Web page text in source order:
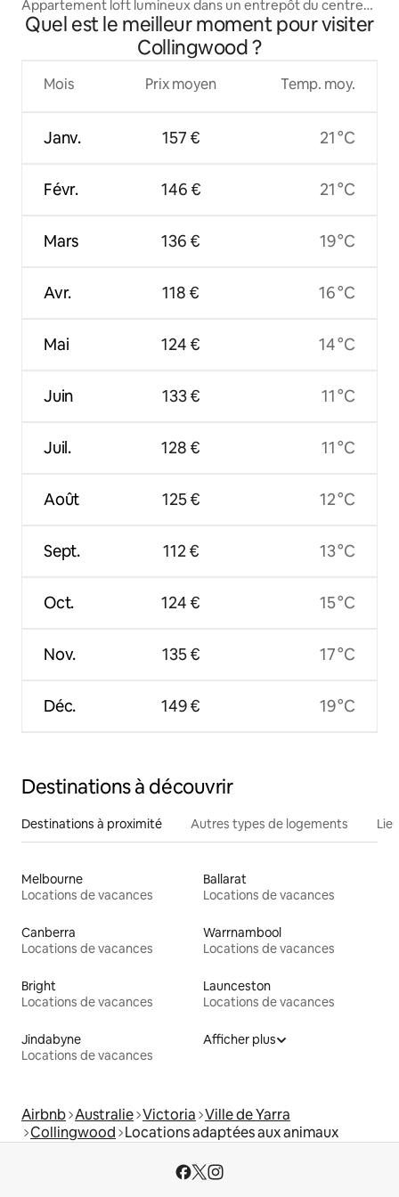
Appartement loft lumineux dans un entrepôt du centre-
ville
Quel est le meilleur moment pour visiter
Collingwood ?
Mois
Janv.
Févr.
Mars
Avr.
Mai
Juin
Juil.
Août
Sept.
Oct.
Nov.
Déc.
Prix moyen
157 €
146 €
136 €
118 €
124 €
133 €
128 €
125 €
112 €
124 €
135 €
149 €
Temp. moy.
21 °C
21 °C
19 °C
16 °C
14 °C
11 °C
11 °C
12 °C
13 °C
15 °C
17 °C
19 °C
Destinations à découvrir
Destinations à proximité Autres types de logements
Melbourne
Locations de vacances
Ballarat
Locations de vacances
Canberra
Locations de vacances
Warrnambool
Locations de vacances
Bright
Locations de vacances
Launceston
Locations de vacances
Jindabyne
Locations de vacances
Afficher plus
Airbnb Australie Victoria Ville de Yarra
Collingwood Locations adaptées aux animaux